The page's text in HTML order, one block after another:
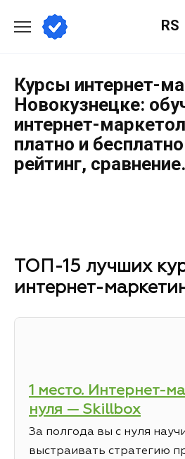
RS
Курсы интернет-
Новокузнецке:
интернет-
платно и
рейтинг, сравнение.
ТОП-15 лучших
интернет-
1 место. Интернет-
нуля — Skillbox
За полгода вы с нуля
выстраивать стратегию